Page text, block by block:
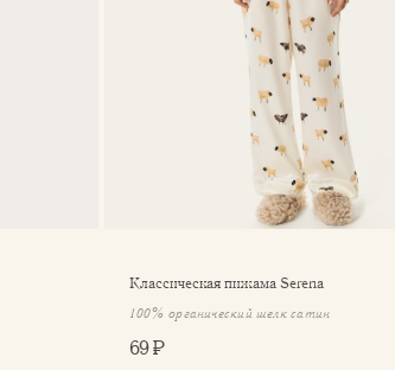
Классическая пижама Serena
100% органический шелк сатин
69 ₽